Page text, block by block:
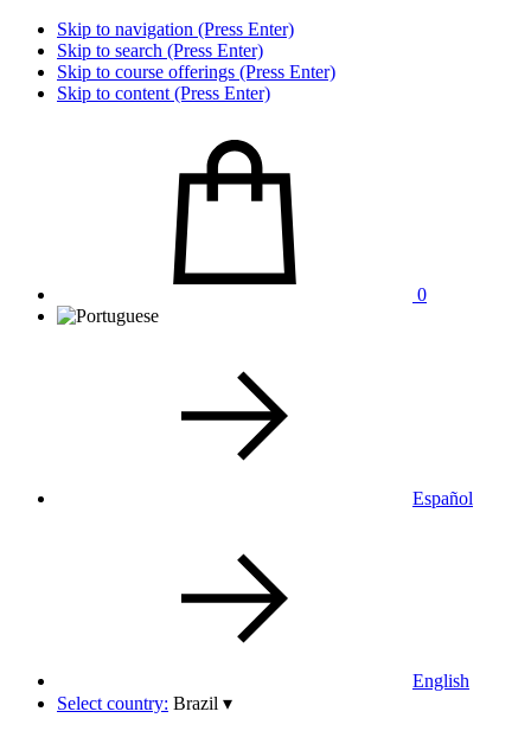
Skip to navigation (Press Enter)
Skip to search (Press Enter)
Skip to course offerings (Press Enter)
Skip to content (Press Enter)
0
Español
English
Select country: Brazil ▾